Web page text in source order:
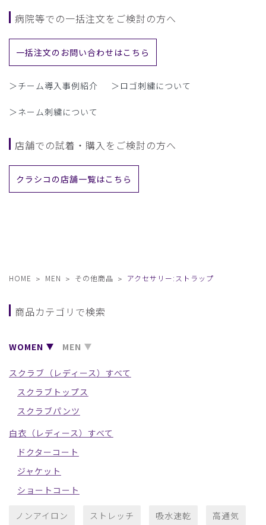
病院等での一括注文をご検討の方へ
一括注文のお問い合わせはこちら
＞チーム導入事例紹介 ＞ロゴ刺繍について
＞ネーム刺繍について
店舗での試着・購入をご検討の方へ
クラシコの店舗一覧はこちら
HOME MEN その他商品 アクセサリー:ストラップ
商品カテゴリで検索
WOMEN MEN
スクラブ（レディース）すべて
スクラブトップス
スクラブパンツ
白衣（レディース）すべて
ドクターコート
ジャケット
ショートコート
ノンアイロン ストレッチ 吸水速乾 高通気